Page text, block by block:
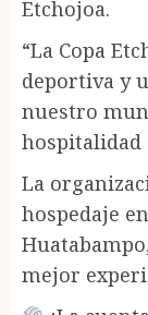
Etchojoa.
“La Copa
deportiva y
nuestro
hospitalidad
La
hospedaje
mejor